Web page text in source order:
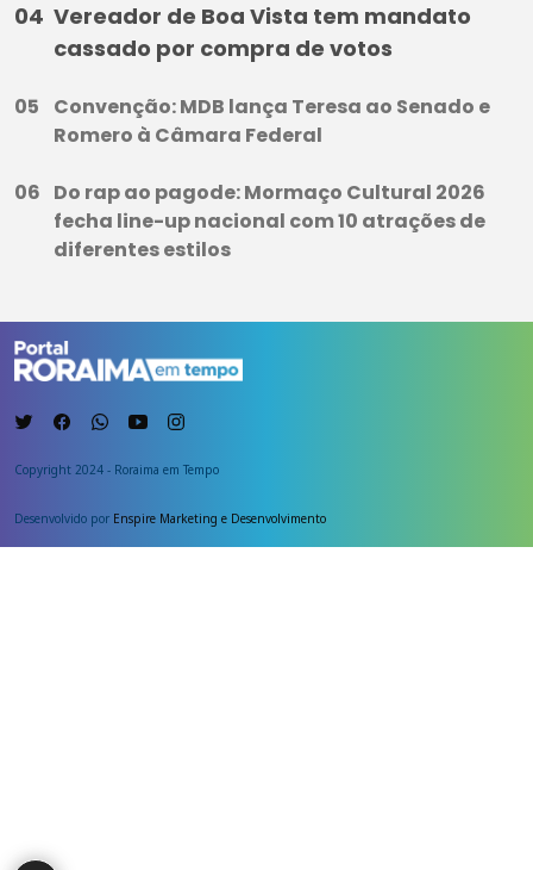
Vereador de Boa Vista tem mandato
cassado por compra de votos
Convenção: MDB lança Teresa ao Senado e
Romero à Câmara Federal
Do rap ao pagode: Mormaço Cultural 2026
fecha line-up nacional com 10 atrações de
diferentes estilos
Copyright 2024 - Roraima em Tempo
Desenvolvido por Enspire Marketing e Desenvolvimento